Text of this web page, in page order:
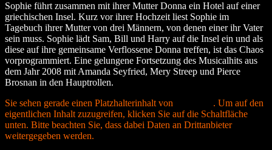
Sophie führt zusammen mit ihrer Mutter Donna ein Hotel auf einer
griechischen Insel. Kurz vor ihrer Hochzeit liest Sophie im
Tagebuch ihrer Mutter von drei Männern, von denen einer ihr Vater
sein muss. Sophie lädt Sam, Bill und Harry auf die Insel ein und als
diese auf ihre gemeinsame Verflossene Donna treffen, ist das Chaos
vorprogrammiert. Eine gelungene Fortsetzung des Musicalhits aus
dem Jahr 2008 mit Amanda Seyfried, Mery Streep und Pierce
Brosnan in den Hauptrollen.
Sie sehen gerade einen Platzhalterinhalt von
. Um auf den
eigentlichen Inhalt zuzugreifen, klicken Sie auf die Schaltfläche
unten. Bitte beachten Sie, dass dabei Daten an Drittanbieter
weitergegeben werden.